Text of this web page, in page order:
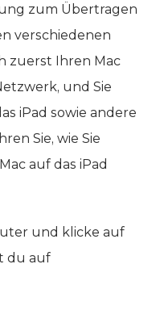
zum Übertragen
verschiedenen
zuerst Ihren Mac
und Sie
iPad sowie andere
Sie, wie Sie
auf das iPad
und klicke auf
du auf